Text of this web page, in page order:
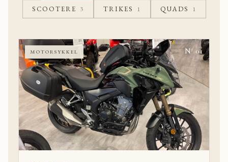
SCOOTERE 3 TRIKES 1 QUADS 1
MOTORSYKKEL Nº 01